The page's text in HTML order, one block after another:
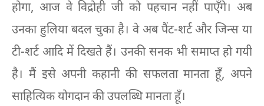
होगा, आज वे विद्रोही जी को पहचान नहीं पाएँगे। अब
उनका हुलिया बदल चुका है। वे अब पैंट-शर्ट और जिन्स या
टी-शर्ट आदि में दिखते हैं। उनकी सनक भी समाप्त हो गयी
है। मैं इसे अपनी कहानी की सफलता मानता हूँ, अपने
साहित्यिक योगदान की उपलब्धि मानता हूँ।